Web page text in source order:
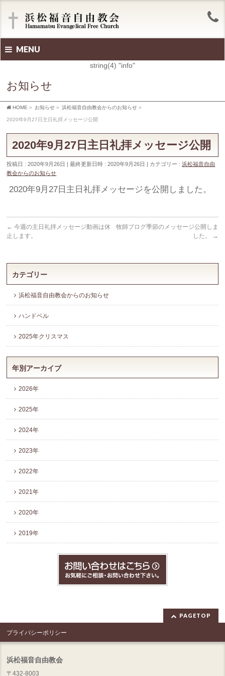
MENU
string(4) "info"
お知らせ
HOME » お知らせ » 浜松福音自由教会からのお知らせ »
2020年9月27日主日礼拝メッセージ公開
2020年9月27日主日礼拝メッセージ公開
投稿日 : 2020年9月26日 最終更新日時 : 2020年9月26日 カテゴリー :浜松福音自由
教会からのお知らせ
2020年9月27日主日礼拝メッセージを公開しました。
← 今週の主日礼拝メッセージ動画は休
止します。
牧師ブログ季節のメッセージ公開しま
した。
→
カテゴリー
浜松福音自由教会からのお知らせ
ハンドベル
2025年クリスマス
年別アーカイブ
2026年
2025年
2024年
2023年
2022年
2021年
2020年
2019年
PAGETOP
プライバシーポリシー
浜松福音自由教会
〒432-8003